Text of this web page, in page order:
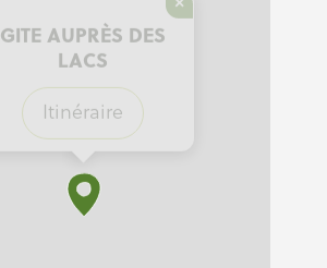
GITE AUPRÈS DES
LACS
Itinéraire
×